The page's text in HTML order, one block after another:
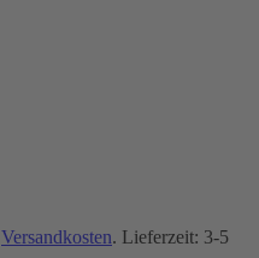
Versandkosten. Lieferzeit: 3-5